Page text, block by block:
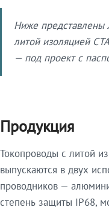
Ниже представлены
литой изоляцией
— под проект с
Продукция
Токопроводы с литой
выпускаются в двух
проводников —
степень защиты IP68,